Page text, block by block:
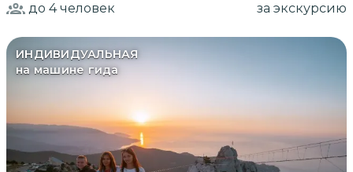
до 4человек за экскурсию
ИНДИВИДУАЛЬНАЯ
на машине гида